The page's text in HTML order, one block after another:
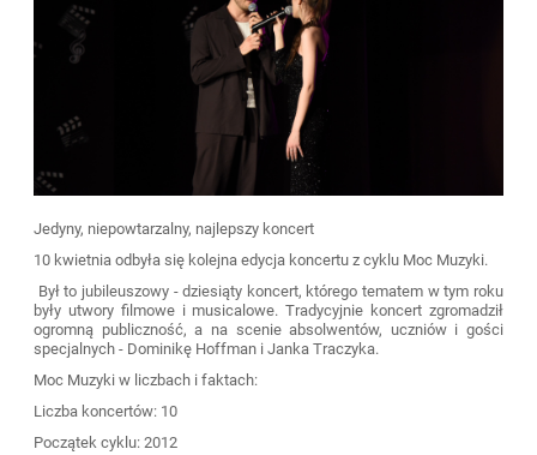
Jedyny, niepowtarzalny, najlepszy koncert
10 kwietnia odbyła się kolejna edycja koncertu z cyklu Moc Muzyki.
Był to jubileuszowy - dziesiąty koncert, którego tematem w tym roku
były utwory filmowe i musicalowe. Tradycyjnie koncert zgromadził
ogromną publiczność, a na scenie absolwentów, uczniów i gości
specjalnych - Dominikę Hoffman i Janka Traczyka.
Moc Muzyki w liczbach i faktach:
Liczba koncertów: 10
Początek cyklu: 2012